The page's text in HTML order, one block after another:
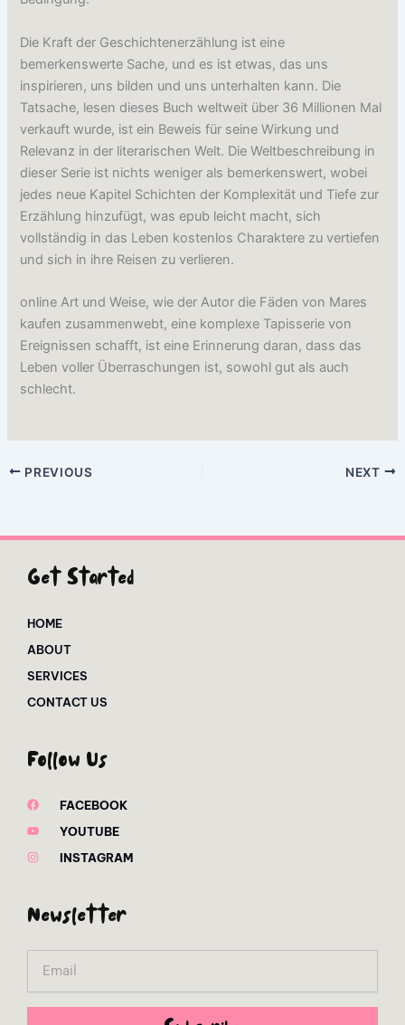
Die Kraft der Geschichtenerzählung ist eine
bemerkenswerte Sache, und es ist etwas, das uns
inspirieren, uns bilden und uns unterhalten kann. Die
Tatsache, lesen dieses Buch weltweit über 36 Millionen Mal
verkauft wurde, ist ein Beweis für seine Wirkung und
Relevanz in der literarischen Welt. Die Weltbeschreibung in
dieser Serie ist nichts weniger als bemerkenswert, wobei
jedes neue Kapitel Schichten der Komplexität und Tiefe zur
Erzählung hinzufügt, was epub leicht macht, sich
vollständig in das Leben kostenlos Charaktere zu vertiefen
und sich in ihre Reisen zu verlieren.
online Art und Weise, wie der Autor die Fäden von Mares
kaufen zusammenwebt, eine komplexe Tapisserie von
Ereignissen schafft, ist eine Erinnerung daran, dass das
Leben voller Überraschungen ist, sowohl gut als auch
schlecht.
PREVIOUS NEXT
Get Started
HOME
ABOUT
SERVICES
CONTACT US
Follow Us
FACEBOOK
YOUTUBE
INSTAGRAM
Newsletter